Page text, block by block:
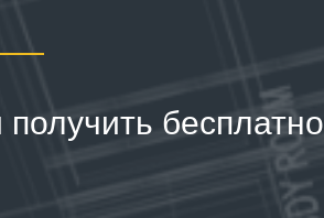
бесплатно